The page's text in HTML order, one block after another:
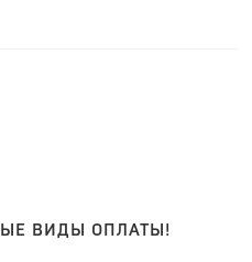
ВИДЫ ОПЛАТЫ!